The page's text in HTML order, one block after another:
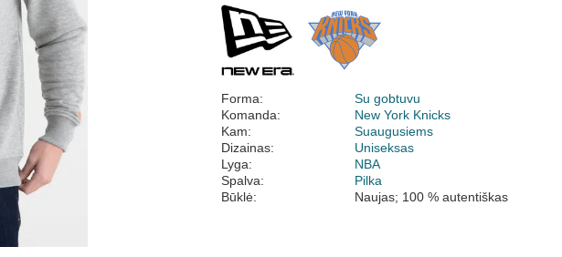
Forma:
Su gobtuvu
Komanda:
New York Knicks
Kam:
Suaugusiems
Dizainas:
Uniseksas
Lyga:
NBA
Spalva:
Pilka
Būklė:
Naujas; 100 % autentiškas